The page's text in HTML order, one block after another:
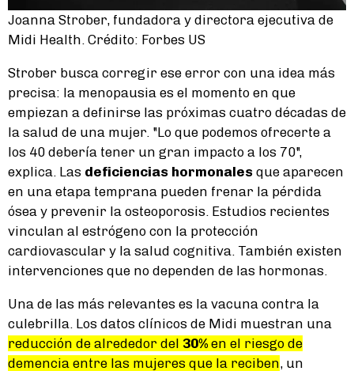
Joanna Strober, fundadora y directora ejecutiva de
Midi Health. Crédito: Forbes US
Strober busca corregir ese error con una idea más
precisa: la menopausia es el momento en que
empiezan a definirse las próximas cuatro décadas de
la salud de una mujer. "Lo que podemos ofrecerte a
los 40 debería tener un gran impacto a los 70",
explica. Las deficiencias hormonales que aparecen
en una etapa temprana pueden frenar la pérdida
ósea y prevenir la osteoporosis. Estudios recientes
vinculan al estrógeno con la protección
cardiovascular y la salud cognitiva. También existen
intervenciones que no dependen de las hormonas.
Una de las más relevantes es la vacuna contra la
culebrilla. Los datos clínicos de Midi muestran una
reducción de alrededor del 30% en el riesgo de
demencia entre las mujeres que la reciben, un